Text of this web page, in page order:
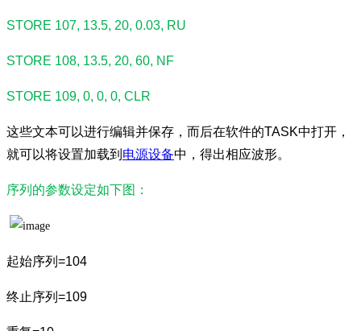
STORE 107, 13.5, 20, 0.03, RU
STORE 108, 13.5, 20, 60, NF
STORE 109, 0, 0, 0, CLR
这些文本可以进行编辑并保存，而后在软件的TASK中打开，
就可以将设置加载到 电源设备中，得出相应波形。
序列的参数设定如下图：
起始序列=104
终止序列=109